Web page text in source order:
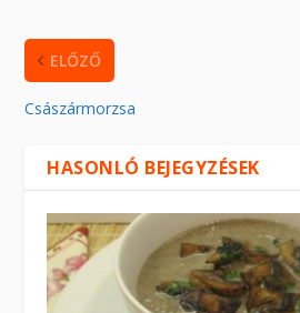
ELŐZŐ
Császármorzsa
HASONLÓ BEJEGYZÉSEK